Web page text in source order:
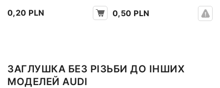
0,20 PLN 0,50 PLN
ЗАГЛУШКА БЕЗ РІЗЬБИ ДО ІНШИХ
МОДЕЛЕЙ AUDI